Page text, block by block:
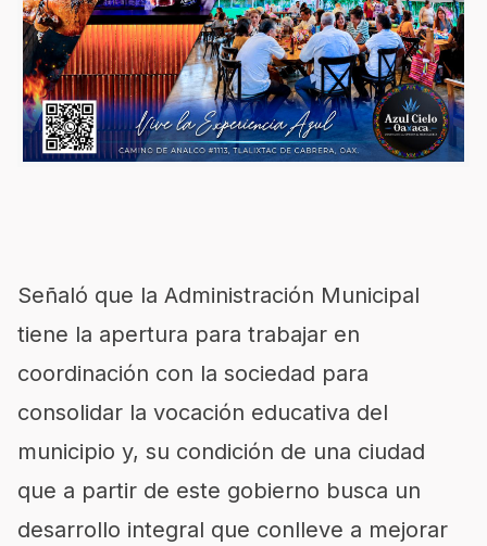
Señaló que la Administración Municipal
tiene la apertura para trabajar en
coordinación con la sociedad para
consolidar la vocación educativa del
municipio y, su condición de una ciudad
que a partir de este gobierno busca un
desarrollo integral que conlleve a mejorar